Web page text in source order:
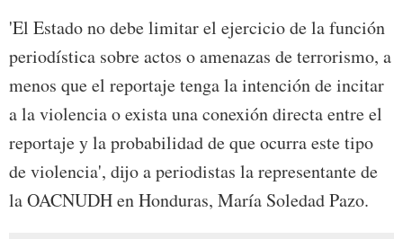
'El Estado no debe limitar el ejercicio de la función
periodística sobre actos o amenazas de terrorismo, a
menos que el reportaje tenga la intención de incitar
a la violencia o exista una conexión directa entre el
reportaje y la probabilidad de que ocurra este tipo
de violencia', dijo a periodistas la representante de
la OACNUDH en Honduras, María Soledad Pazo.